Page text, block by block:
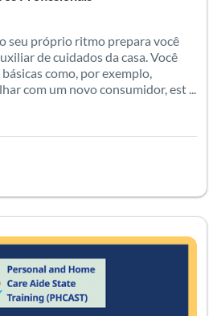
seu próprio ritmo prepara você
de cuidados da casa. Você
como, por exemplo,
com um novo consumidor, est ...
Certificate
Listing
¡Empiece una carrera